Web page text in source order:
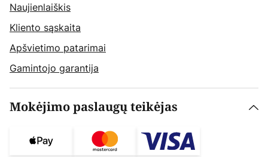
Naujienlaiškis
Kliento sąskaita
Apšvietimo patarimai
Gamintojo garantija
Mokėjimo paslaugų teikėjas